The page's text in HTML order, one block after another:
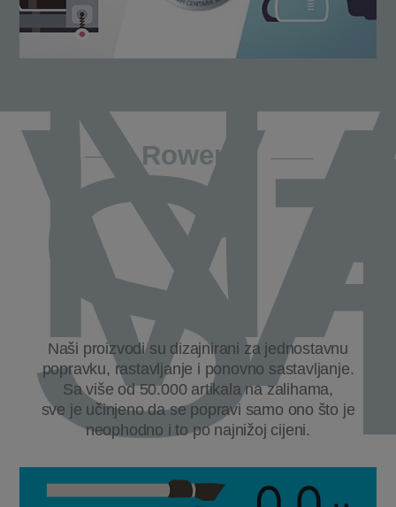
Rowenta
Naši proizvodi su dizajnirani za jednostavnu
popravku, rastavljanje i ponovno sastavljanje.
Sa više od 50.000 artikala na zalihama,
sve je učinjeno da se popravi samo ono što je
neophodno i to po najnižoj cijeni.